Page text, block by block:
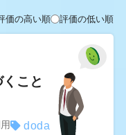
価の高い順 評価の低い順
こと
doda